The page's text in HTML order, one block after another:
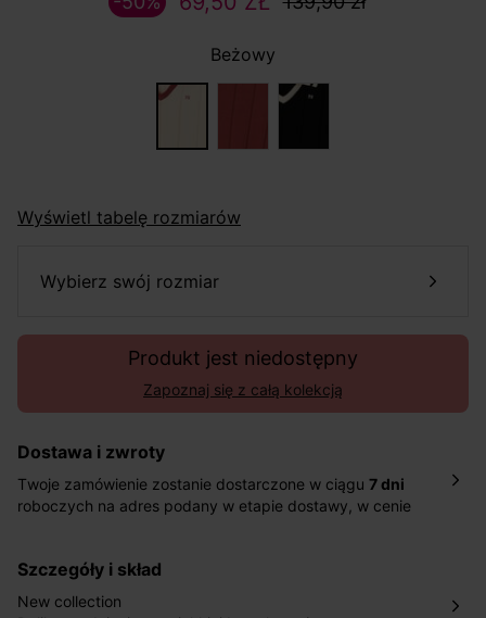
Beżowy
Wyświetl tabelę rozmiarów
wybierz swój rozmiar
Produkt jest niedostępny
Zapoznaj się z całą kolekcją
Dostawa i zwroty
Twoje zamówienie zostanie dostarczone w ciągu 7 dni
roboczych na adres podany w etapie dostawy, w cenie
pośrednictwem DHL Express.
Nowość: Zamówienia dostarczamy w ciągu 4-6 dni
szczegóły i skład
New collection